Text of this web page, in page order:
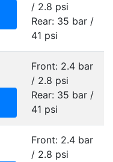
/ 2.8 psi
Rear: 35 bar /
41 psi
Front: 2.4 bar
/ 2.8 psi
Rear: 35 bar /
41 psi
Front: 2.4 bar
/ 2.8 psi